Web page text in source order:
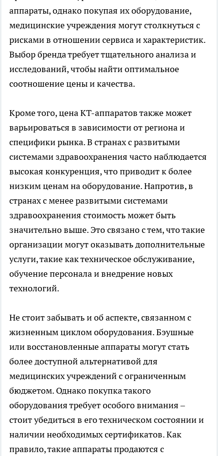
аппараты, однако покупая их оборудование,
медицинские учреждения могут столкнуться с
рисками в отношении сервиса и характеристик.
Выбор бренда требует тщательного анализа и
исследований, чтобы найти оптимальное
соотношение цены и качества.
Кроме того, цена КТ-аппаратов также может
варьироваться в зависимости от региона и
специфики рынка. В странах с развитыми
системами здравоохранения часто наблюдается
высокая конкуренция, что приводит к более
низким ценам на оборудование. Напротив, в
странах с менее развитыми системами
здравоохранения стоимость может быть
значительно выше. Это связано с тем, что такие
организации могут оказывать дополнительные
услуги, такие как техническое обслуживание,
обучение персонала и внедрение новых
технологий.
Не стоит забывать и об аспекте, связанном с
жизненным циклом оборудования. Бэушные
или восстановленные аппараты могут стать
более доступной альтернативой для
медицинских учреждений с ограниченным
бюджетом. Однако покупка такого
оборудования требует особого внимания –
стоит убедиться в его техническом состоянии и
наличии необходимых сертификатов. Как
правило, такие аппараты продаются с